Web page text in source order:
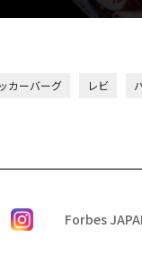
カーバーグ レビ
Forbes